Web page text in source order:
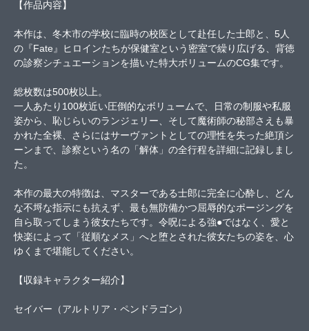
【作品内容】
本作は、冬木市の学校に臨時の校医として赴任した士郎と、5人
の『Fate』ヒロインたちが保健室という密室で繰り広げる、背徳
の診察シチュエーションを描いた特大ボリュームのCG集です。
総枚数は500枚以上。
一人あたり100枚近い圧倒的なボリュームで、日常の制服や私服
姿から、恥じらいのランジェリー、そして魔術師の秘部さえも暴
かれた全裸、さらにはサーヴァントとしての理性を失った絶頂シ
ーンまで、診察という名の「解体」の全行程を詳細に記録しまし
た。
本作の最大の特徴は、マスターである士郎に完全に心酔し、どん
な不埒な指示にも抗えず、最も無防備かつ屈辱的なポージングを
自ら取ってしまう彼女たちです。令呪による強●ではなく、愛と
快楽によって「従順なメス」へと堕とされた彼女たちの姿を、心
ゆくまで堪能してください。
【収録キャラクター紹介】
セイバー（アルトリア・ペンドラゴン）